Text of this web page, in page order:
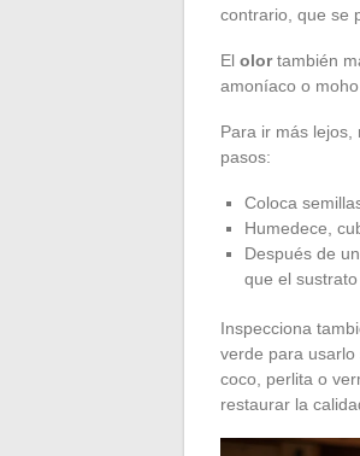
contrario, que se
El olortambién
amoníaco o
Para ir más lejos,
pasos:
Coloca
Humedece,
Después de
que el
Inspecciona
verde para usarlo
coco, perlita o
restaurar la